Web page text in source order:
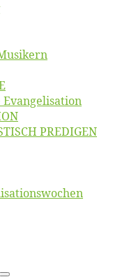
PREDIGEN